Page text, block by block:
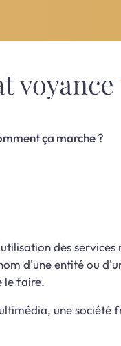
ça marche ?
des
d'une entité ou
le faire.
une société